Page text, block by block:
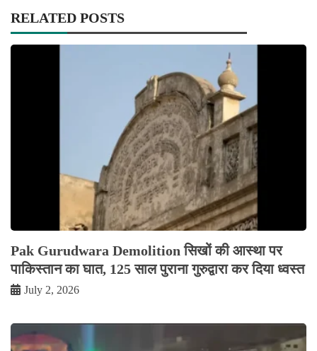
RELATED POSTS
Pak Gurudwara Demolition सिखों की आस्था पर
पाकिस्तान का घात, 125 साल पुराना गुरुद्वारा कर दिया ध्वस्त
July 2, 2026